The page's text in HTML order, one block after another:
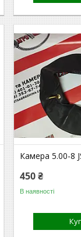
Камера 5.00-8
450 ₴
В наявності